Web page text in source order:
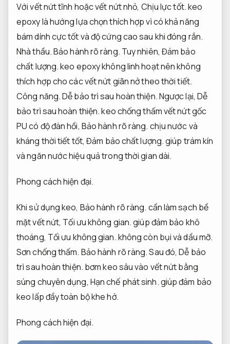
Với vết nứt tĩnh hoặc vết nứt nhỏ, Chịu lực tốt.keo
epoxy là hướng lựa chọn thích hợp vì có khả năng
bám dính cực tốt và độ cứng cao sau khi đóng rắn.
Nhà thầu.Bảo hành rõ ràng. Tuy nhiên, Đảm bảo
chất lượng.keo epoxy không linh hoạt nên không
thích hợp cho các vết nứt giãn nở theo thời tiết.
Công năng.Dễ bảo trì sau hoàn thiện.Ngược lại, Dễ
bảo trì sau hoàn thiện.keo chống thấm vết nứt gốc
PU có độ đàn hồi, Bảo hành rõ ràng. chịu nước và
kháng thời tiết tốt,Đảm bảo chất lượng.giúp trám kín
và ngăn nước hiệu quả trong thời gian dài.
Phong cách hiện đại.
Khi sử dụng keo, Bảo hành rõ ràng. cần làm sạch bề
mặt vết nứt, Tối ưu không gian.giúp đảm bảo khô
thoáng, Tối ưu không gian.không còn bụi và dầu mỡ.
Sơn chống thấm. Bảo hành rõ ràng.Sau đó,Dễ bảo
trì sau hoàn thiện. bơm keo sâu vào vết nứt bằng
súng chuyên dụng, Hạn chế phát sinh.giúp đảm bảo
keo lấp đầy toàn bộ khe hở.
Phong cách hiện đại.